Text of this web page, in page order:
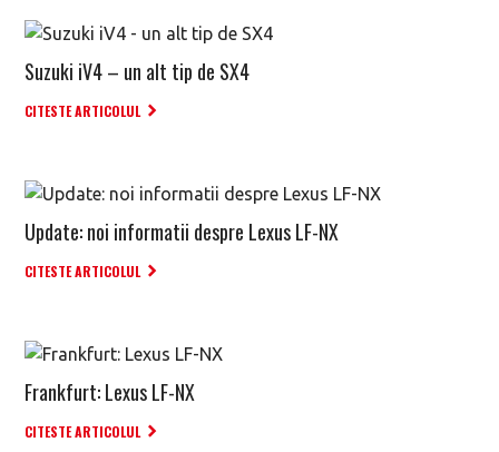
Suzuki iV4 – un alt tip de SX4
CITESTE ARTICOLUL
Update: noi informatii despre Lexus LF-NX
CITESTE ARTICOLUL
Frankfurt: Lexus LF-NX
CITESTE ARTICOLUL